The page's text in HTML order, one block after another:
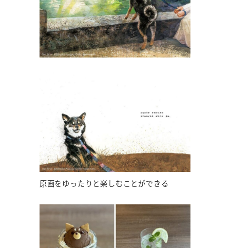
原画をゆったりと楽しむことができる